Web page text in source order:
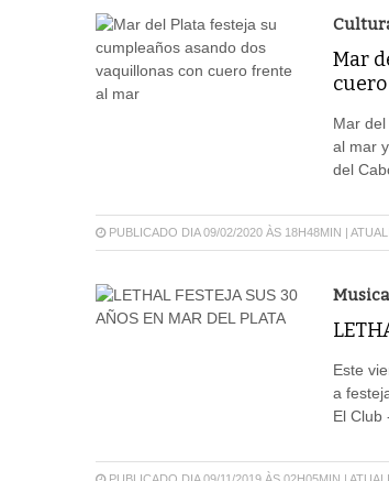
Mar
Mar
al mar
del
PUBLICADO DIA 09/02/2020 ÀS 18H48MIN |
Musica
Este
a
El Club